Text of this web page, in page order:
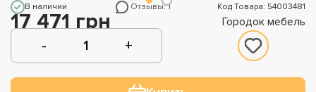
В наличии Отзывы: 1 Код Товара: 54003481
17 471 грн Городок мебель